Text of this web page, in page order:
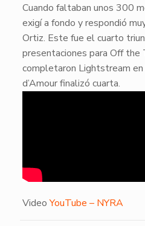
Cuando faltaban unos 300
exigí a fondo y respondió
Ortiz. Este fue el cuarto
presentaciones para Off the
completaron Lightstream
d’Amour finalizó cuarta.
VideoYouTube – NYRA